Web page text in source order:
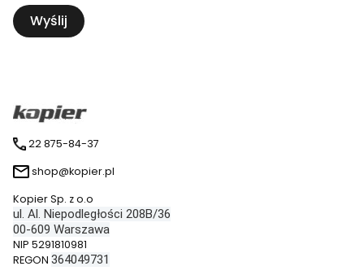
Wyślij
22 875-84-37
shop@kopier.pl
Kopier Sp. z o.o
ul. Al. Niepodległości 208B/36
00-609 Warszawa
NIP 5291810981
REGON 364049731